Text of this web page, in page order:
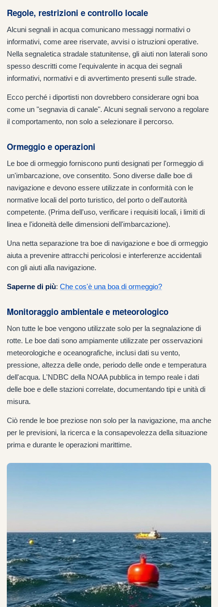
Regole, restrizioni e controllo locale
Alcuni segnali in acqua comunicano messaggi normativi o
informativi, come aree riservate, avvisi o istruzioni operative.
Nella segnaletica stradale statunitense, gli aiuti non laterali sono
spesso descritti come l'equivalente in acqua dei segnali
informativi, normativi e di avvertimento presenti sulle strade.
Ecco perché i diportisti non dovrebbero considerare ogni boa
come un "segnavia di canale". Alcuni segnali servono a regolare
il comportamento, non solo a selezionare il percorso.
Ormeggio e operazioni
Le boe di ormeggio forniscono punti designati per l'ormeggio di
un'imbarcazione, ove consentito. Sono diverse dalle boe di
navigazione e devono essere utilizzate in conformità con le
normative locali del porto turistico, del porto o dell'autorità
competente. (Prima dell'uso, verificare i requisiti locali, i limiti di
linea e l'idoneità delle dimensioni dell'imbarcazione).
Una netta separazione tra boe di navigazione e boe di ormeggio
aiuta a prevenire attracchi pericolosi e interferenze accidentali
con gli aiuti alla navigazione.
Saperne di più: Che cos'è una boa di ormeggio?
Monitoraggio ambientale e meteorologico
Non tutte le boe vengono utilizzate solo per la segnalazione di
rotte. Le boe dati sono ampiamente utilizzate per osservazioni
meteorologiche e oceanografiche, inclusi dati su vento,
pressione, altezza delle onde, periodo delle onde e temperatura
dell'acqua. L'NDBC della NOAA pubblica in tempo reale i dati
delle boe e delle stazioni correlate, documentando tipi e unità di
misura.
Ciò rende le boe preziose non solo per la navigazione, ma anche
per le previsioni, la ricerca e la consapevolezza della situazione
prima e durante le operazioni marittime.